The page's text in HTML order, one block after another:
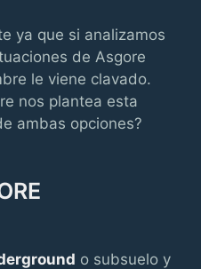
ya que si analizamos
de Asgore
le viene clavado.
nos plantea esta
ambas opciones?
o subsuelo y